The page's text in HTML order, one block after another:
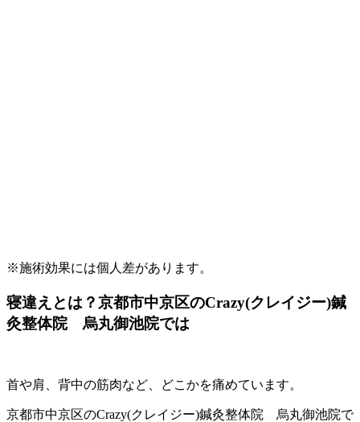
※施術効果には個人差があります。
寝違えとは？京都市中京区のCrazy(クレイジー)鍼
灸整体院 烏丸御池院では
首や肩、背中の筋肉など、どこかを痛めています。
京都市中京区のCrazy(クレイジー)鍼灸整体院 烏丸御池院で